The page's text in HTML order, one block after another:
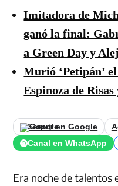
Imitadora de
ganó la final:
a Green Day y
Murió ‘Petipán’
Espinoza de Risas
Seguir en Google
Canal en WhatsApp
Era noche de talentos